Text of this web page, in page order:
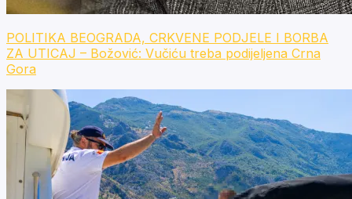
POLITIKA BEOGRADA, CRKVENE PODJELE I BORBA
ZA UTICAJ – Božović: Vučiću treba podijeljena Crna
Gora